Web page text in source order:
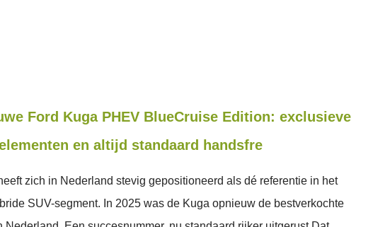
Ford Kuga PHEV BlueCruise Edition: exclusieve
en altijd standaard handsfre
zich in Nederland stevig gepositioneerd als dé referentie in het
SUV-segment. In 2025 was de Kuga opnieuw de bestverkochte